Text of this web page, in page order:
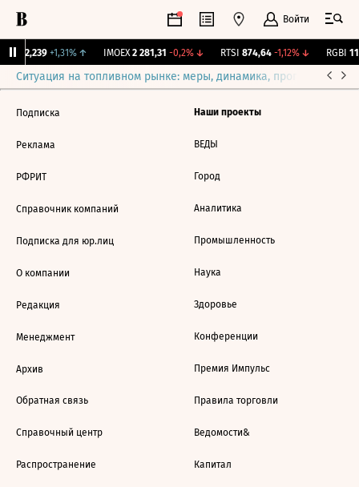
Войти
12,239 +1,31%↑ IMOEX 2 281,31 -0,2%↓ RTSI 874,64 -1,12%↓ RGBI
Ситуация на топливном рынке: меры, динамика, прогнозы
Подписка
Реклама
РФРИТ
Справочник компаний
Подписка для юр.лиц
О компании
Редакция
Менеджмент
Архив
Обратная связь
Справочный центр
Распространение
Наши проекты
ВЕДЫ
Город
Аналитика
Промышленность
Наука
Здоровье
Конференции
Премия Импульс
Правила торговли
Ведомости&
Капитал